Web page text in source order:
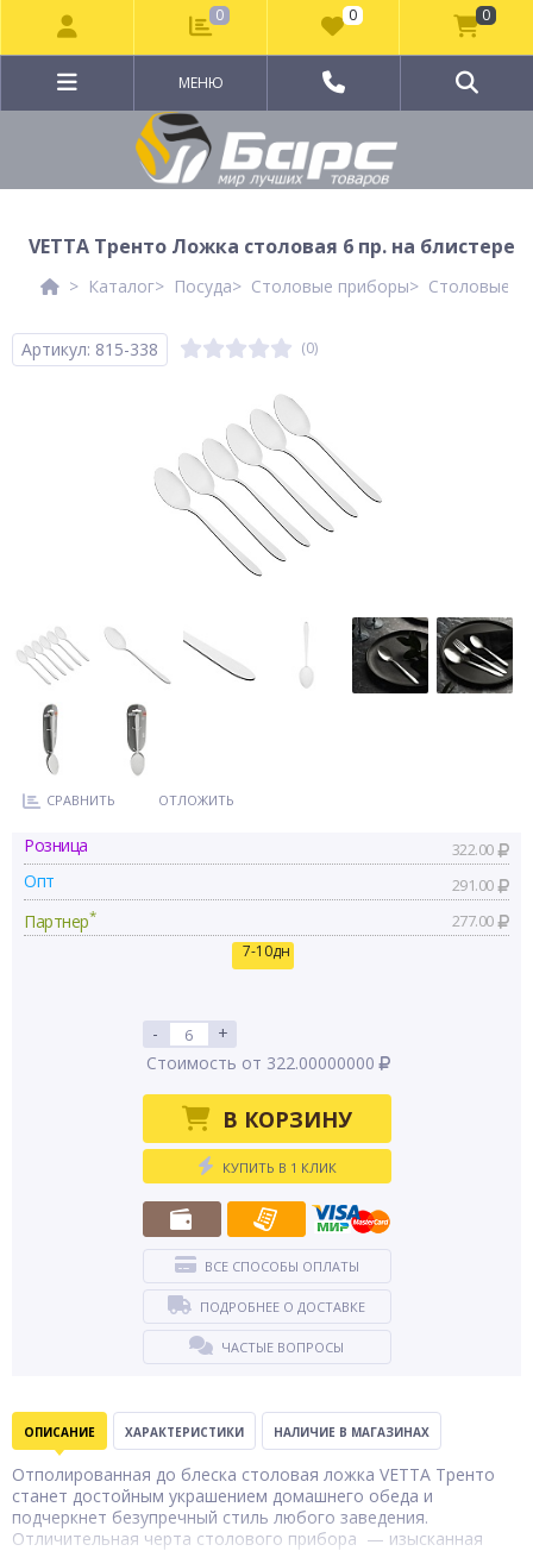
МЕНЮ
VETTA Тренто Ложка столовая 6 пр. на блистере
Каталог Посуда Столовые приборы Столовые
Артикул: 815-338 (0)
СРАВНИТЬ ОТЛОЖИТЬ
Розница 322.00
Опт 291.00
Партнер* 277.00
7-10дн
-
+
Стоимость от 322.00000000
В КОРЗИНУ
КУПИТЬ В 1 КЛИК
ВСЕ СПОСОБЫ ОПЛАТЫ
ПОДРОБНЕЕ О ДОСТАВКЕ
ЧАСТЫЕ ВОПРОСЫ
ОПИСАНИЕ ХАРАКТЕРИСТИКИ НАЛИЧИЕ В МАГАЗИНАХ
Отполированная до блеска столовая ложка VETTA Тренто
станет достойным украшением домашнего обеда и
подчеркнет безупречный стиль любого заведения.
Отличительная черта столового прибора — изысканная
0 0 0